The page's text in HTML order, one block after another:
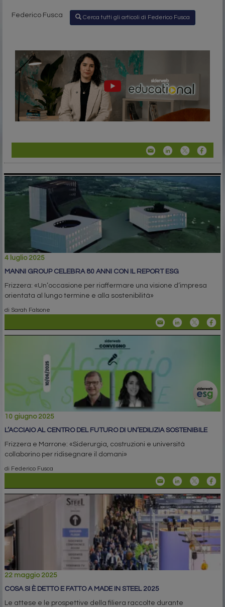
Federico Fusca Cerca tutti gli articoli di Federico Fusca
4 luglio 2025
MANNI GROUP CELEBRA 80 ANNI CON IL REPORT ESG
Frizzera: «Un’occasione per riaffermare una visione d’impresa
orientata al lungo termine e alla sostenibilità»
di Sarah Falsone
10 giugno 2025
L’ACCIAIO AL CENTRO DEL FUTURO DI UN’EDILIZIA SOSTENIBILE
Frizzera e Marrone: «Siderurgia, costruzioni e università
collaborino per ridisegnare il domani»
di Federico Fusca
22 maggio 2025
COSA SI È DETTO E FATTO A MADE IN STEEL 2025
Le attese e le prospettive della filiera raccolte durante